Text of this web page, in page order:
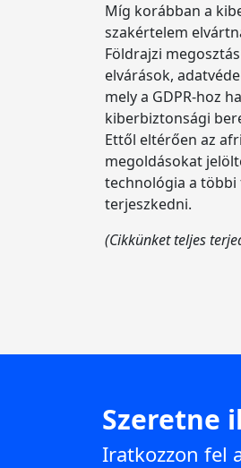
Míg korábban a
szakértelem
Földrajzi
elvárások,
mely a GDPR-hoz
kiberbiztonsági
Ettől eltérően az
megoldásokat
technológia a
terjeszkedni.
(Cikkünket teljes
Szeretne
Iratkozzon fel